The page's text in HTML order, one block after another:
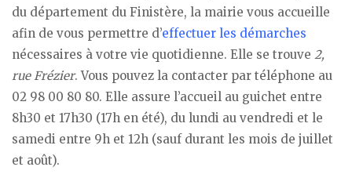
du département du Finistère, la mairie vous accueille
afin de vous permettre d’effectuer les démarches
nécessaires à votre vie quotidienne. Elle se trouve 2,
rue Frézier. Vous pouvez la contacter par téléphone au
02 98 00 80 80. Elle assure l’accueil au guichet entre
8h30 et 17h30 (17h en été), du lundi au vendredi et le
samedi entre 9h et 12h (sauf durant les mois de juillet
et août).